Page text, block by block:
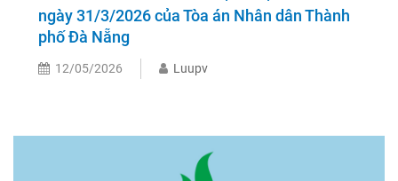
ngày 31/3/2026 của Tòa án Nhân dân Thành
phố Đà Nẵng
12/05/2026 Luupv